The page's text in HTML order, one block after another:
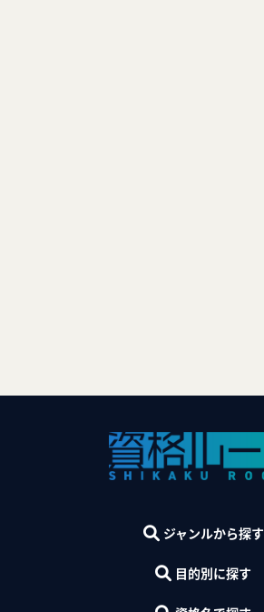
ジャンルから探す
目的別に探す